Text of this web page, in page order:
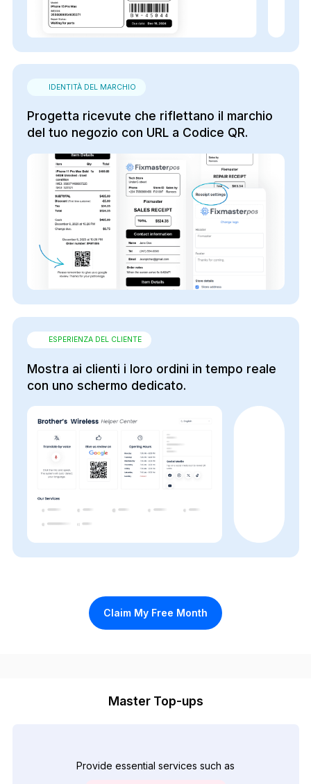
IDENTITÀ DEL MARCHIO
Progetta ricevute che riflettano il marchio
del tuo negozio con URL a Codice QR.
ESPERIENZA DEL CLIENTE
Mostra ai clienti i loro ordini in tempo reale
con uno schermo dedicato.
Claim My Free Month
Master Top-ups
Provide essential services such as